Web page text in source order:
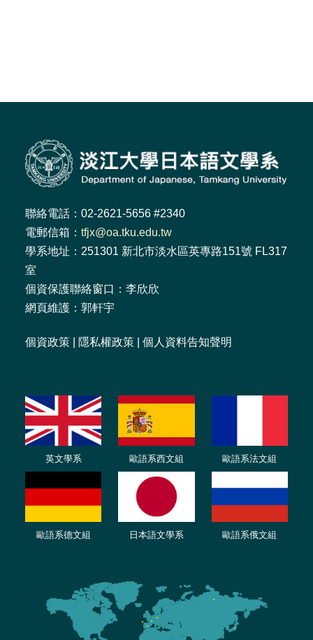
聯絡電話：02-2621-5656 #2340
電郵信箱： tfjx@oa.tku.edu.tw
學系地址：251301 新北市淡水區英專路151號 FL317
室
個資保護聯絡窗口：李欣欣
網頁維護：郭軒宇
個資政策 隱私權政策 個人資料告知聲明
英文學系 歐語系西文組 歐語系法文組
歐語系德文組 日本語文學系 歐語系俄文組